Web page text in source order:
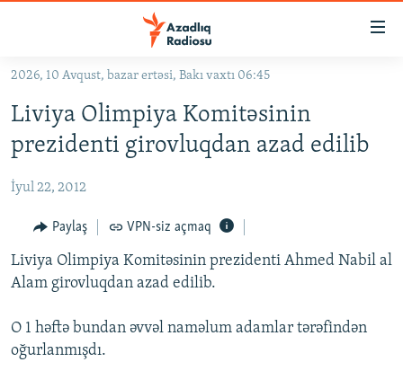
Əsas
qayıt
Əsas
naviqasiyaya
qayıt
#İZAHLA
KORRUPSIOMETR
#ƏSLINDƏ
FƏRQƏ BAX
QANUNI DOĞRU
ARAŞDIRMA
MULTIMEDIA
VIDEO
RADIO ARXIV
2026, 10 Avqust, bazar ertəsi, Bakı vaxtı 06:45
Liviya Olimpiya Komitəsinin
prezidenti girovluqdan azad edilib
İyul 22, 2012
Paylaş VPN-siz açmaq
Liviya Olimpiya Komitəsinin prezidenti Ahmed Nabil al
Alam girovluqdan azad edilib.
O 1 həftə bundan əvvəl naməlum adamlar tərəfindən
oğurlanmışdı.